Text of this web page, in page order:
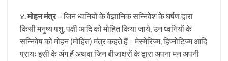
४.मोहन मंत्र– जिन ध्वनियों के वैज्ञानिक सन्निवेश के घर्षण द्वारा
किसी मनुष्य पशु, पक्षी आदि को मोहित किया जाये, उन ध्वनियों के
सन्निवेष को मोहन (मोहित) मंत्र कहते हैं। मेस्मेरिज्म, हिप्नोटिज्म आदि
प्रायः इसी के अंग हैं अथवा जिन बीजाक्षरों के द्वारा अपना मन अपनी